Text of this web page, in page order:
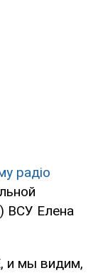
радіо
ВСУ Елена
и мы видим,